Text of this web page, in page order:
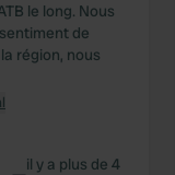
le long. Nous
de
région, nous
il y a plus de 4